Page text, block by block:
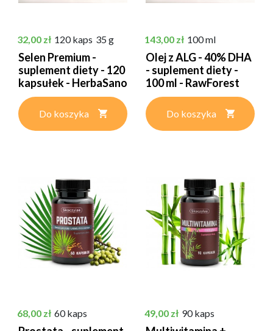
Cena
32,00 zł 120 kaps 35 g
Selen Premium -
suplement diety - 120
kapsułek - HerbaSano
Do koszyka
Cena
143,00 zł 100 ml
Olej z ALG - 40% DHA
- suplement diety -
100 ml - RawForest
Do koszyka
Cena
68,00 zł 60 kaps Cena
49,00 zł 90 kaps